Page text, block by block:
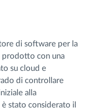
di software per la
prodotto con una
su cloud e
di controllare
alla
stato considerato il